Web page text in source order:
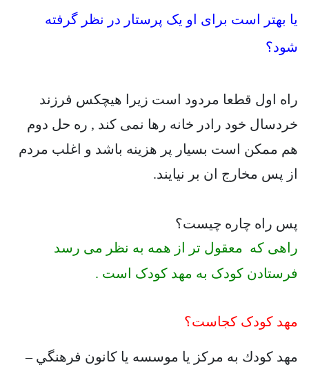
یا بهتر است برای او یک پرستار در نظر گرفته
شود؟
راه اول قطعا مردود است زیرا هیچکس فرزند
خردسال خود رادر خانه رها نمی کند , ره حل دوم
هم ممکن است بسیار پر هزینه باشد و اغلب مردم
از پس مخارج ان بر نیایند.
پس راه چاره چیست؟
راهی که معقول تر از همه به نظر می رسد
فرستادن کودک به مهد کودک است .
مهد کودک کجاست؟
مهد كودك به مركز يا موسسه يا كانون فرهنگي –